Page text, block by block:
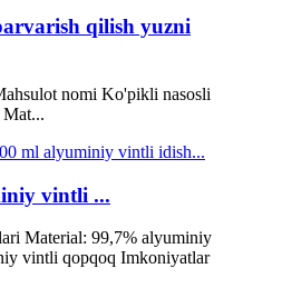
qilish yuzni
nomi Ko'pikli nasosli
vintli ...
Material: 99,7% alyuminiy
vintli qopqoq Imkoniyatlar